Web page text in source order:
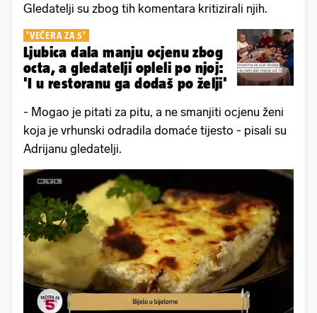
Gledatelji su zbog tih komentara kritizirali njih.
'VEČERA ZA 5'
Ljubica dala manju ocjenu zbog
octa, a gledatelji opleli po njoj:
'I u restoranu ga dodaš po želji'
- Mogao je pitati za pitu, a ne smanjiti ocjenu ženi
koja je vrhunski odradila domaće tijesto - pisali su
Adrijanu gledatelji.